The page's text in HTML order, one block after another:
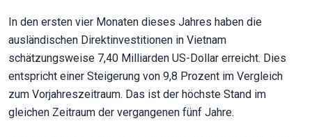
In den ersten vier Monaten dieses Jahres haben die
ausländischen Direktinvestitionen in Vietnam
schätzungsweise 7,40 Milliarden US-Dollar erreicht. Dies
entspricht einer Steigerung von 9,8 Prozent im Vergleich
zum Vorjahreszeitraum. Das ist der höchste Stand im
gleichen Zeitraum der vergangenen fünf Jahre.